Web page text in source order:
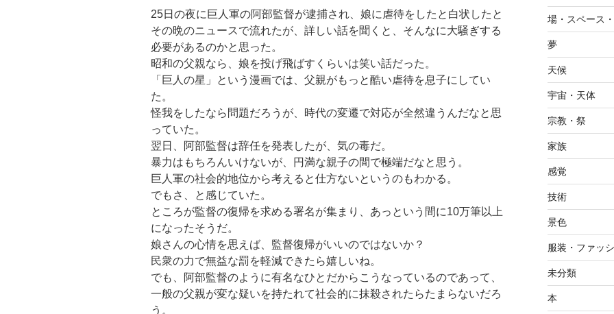
25日の夜に巨人軍の阿部監督が逮捕され、娘に虐待をしたと白状したと
その晩のニュースで流れたが、詳しい話を聞くと、そんなに大騒ぎする
必要があるのかと思った。
昭和の父親なら、娘を投げ飛ばすくらいは笑い話だった。
「巨人の星」という漫画では、父親がもっと酷い虐待を息子にしてい
た。
怪我をしたなら問題だろうが、時代の変遷で対応が全然違うんだなと思
っていた。
翌日、阿部監督は辞任を発表したが、気の毒だ。
暴力はもちろんいけないが、円満な親子の間で極端だなと思う。
巨人軍の社会的地位から考えると仕方ないというのもわかる。
でもさ、と感じていた。
ところが監督の復帰を求める署名が集まり、あっという間に10万筆以上
になったそうだ。
娘さんの心情を思えば、監督復帰がいいのではないか？
民衆の力で無益な罰を軽減できたら嬉しいね。
でも、阿部監督のように有名なひとだからこうなっているのであって、
一般の父親が変な疑いを持たれて社会的に抹殺されたらたまらないだろ
う。
場・スペース
夢
天候
宇宙・天体
宗教・祭
家族
感覚
技術
景色
服装・ファッ
未分類
本